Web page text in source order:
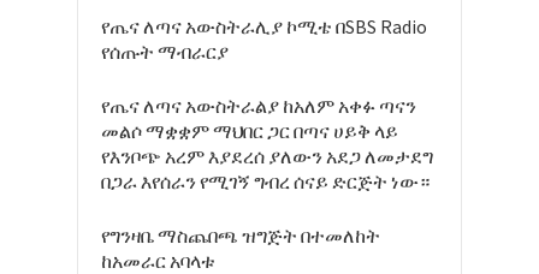
የጤና ለጣና አውስትራሊያ ኮሚቴ በSBS Radio
የሰጡት ማብራርያ
የጤና ለጣና አውስትራልያ ከአለም አቀፉ ጣናን
መልሶ ማቋቋም ማህበር ጋር በጣና ሀይቅ ላይ
የእንቦጭ አረም እያደረሰ ያለውን አደጋ ለመታደግ
በጋራ እየሰራን የሚገኝ ግብረ ሰናይ ድርጅት ነው።
የግንዛቤ ማስጨበጫ ዝግጅት በተመለከት
ከአመራር አባላቱ